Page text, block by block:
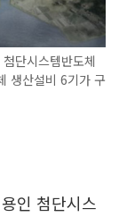
단시스템반도체
생산설비 6기가 구
인 첨단시스